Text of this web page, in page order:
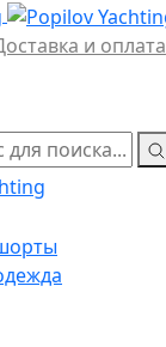
и оплата